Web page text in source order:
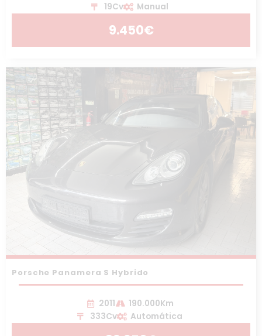
19Cv
Manual
9.450€
Porsche Panamera S Hybrido
2011
190.000Km
333Cv
Automática